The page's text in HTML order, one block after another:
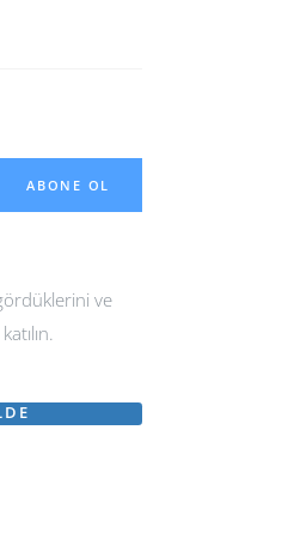
ABONE OL
ve